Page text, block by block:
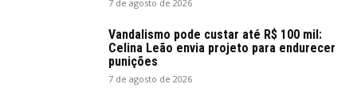
7 de agosto de 2026
Vandalismo pode custar até R$ 100 mil:
Celina Leão envia projeto para endurecer
punições
7 de agosto de 2026